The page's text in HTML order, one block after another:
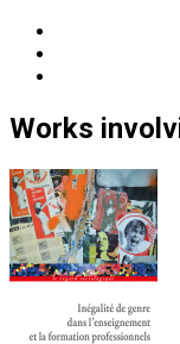
Works